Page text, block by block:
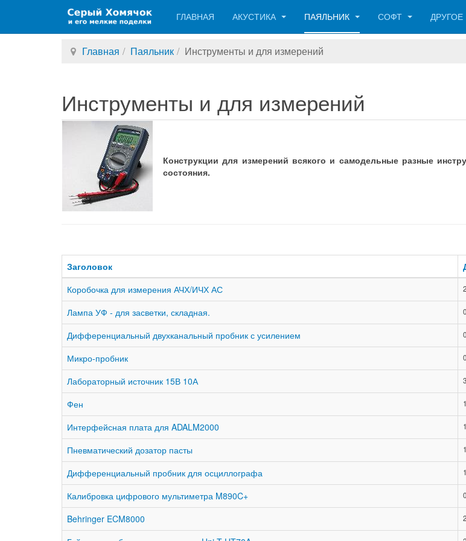
ГЛАВНАЯ АКУСТИКА ПАЯЛЬНИК СОФТ ДРУГОЕ
Главная Паяльник Инструменты и для измерений
Инструменты и для измерений
Конструкции для измерений всякого и самодельные разные
состояния.
Заголовок
Коробочка для измерения АЧХ/ИЧХ АС
Лампа УФ - для засветки, складная.
Дифференциальный двухканальный пробник с усилением
Микро-пробник
Лабораторный источник 15В 10А
Фен
Интерфейсная плата для ADALM2000
Пневматический дозатор пасты
Дифференциальный пробник для осциллографа
Калибровка цифрового мультиметра M890C+
Behringer ECM8000